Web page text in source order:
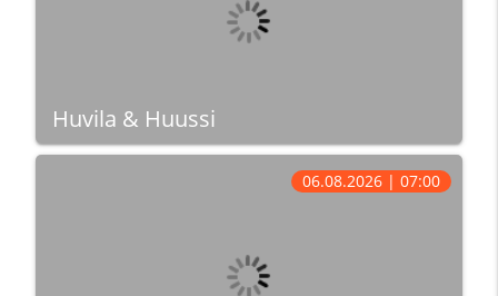
Huvila & Huussi
06.08.2026 | 07:00